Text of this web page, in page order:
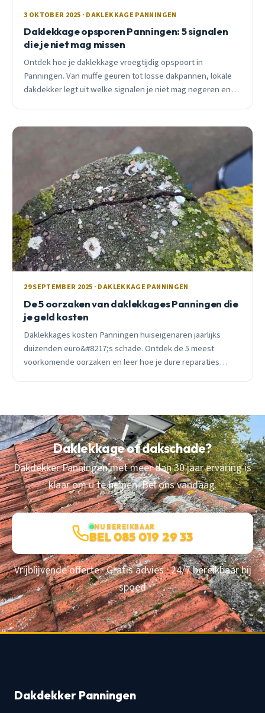
3 OKTOBER 2025 · DAKLEKKAGE PANNINGEN
Daklekkage opsporen Panningen: 5 signalen
die je niet mag missen
Ontdek hoe je daklekkage vroegtijdig opspoort in
Panningen. Van muffe geuren tot losse dakpannen, lokale
dakdekker legt uit welke signalen je niet mag negeren en
29 SEPTEMBER 2025 · DAKLEKKAGE PANNINGEN
De 5 oorzaken van daklekkages Panningen die
je geld kosten
Daklekkages kosten Panningen huiseigenaren jaarlijks
duizenden euro&#8217;s schade. Ontdek de 5 meest
voorkomende oorzaken en leer hoe je dure reparaties
Daklekkage of dakschade?
Dakdekker Panningen met meer dan 30 jaar ervaring is
klaar om u te helpen. Bel ons vandaag.
NU BEREIKBAAR
BEL 085 019 29 33
Vrijblijvende offerte · Gratis advies · 24/7 bereikbaar bij
spoed
Dakdekker Panningen